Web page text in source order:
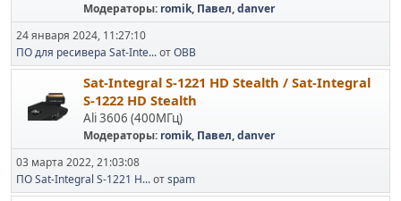
Модераторы: romik, Павел,danver
24 января 2024, 11:27:10
ПО для ресивера Sat-Inte...отOВВ
Sat-Integral S-1221 HD Stealth / Sat-Integral
S-1222 HD Stealth
Ali 3606 (400МГц)
Модераторы: romik, Павел,danver
03 марта 2022, 21:03:08
ПО Sat-Integral S-1221 H...отspam